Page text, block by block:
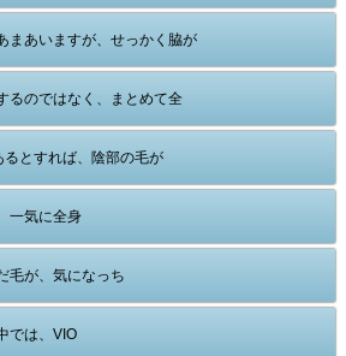
まあいますが、せっかく脇が
るのではなく、まとめて全
とすれば、陰部の毛が
一気に全身
毛が、気になっち
では、VIO